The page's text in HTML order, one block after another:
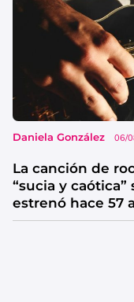
Daniela González 06/
La canción de
“sucia y
estrenó hace 57